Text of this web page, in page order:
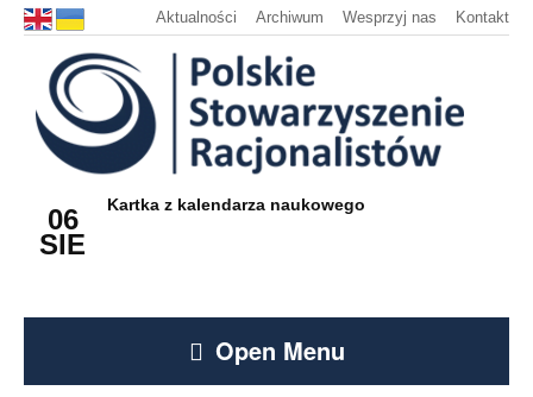
Aktualności Archiwum Wesprzyj nas Kontakt
06
SIE
Kartka z kalendarza naukowego
Open Menu